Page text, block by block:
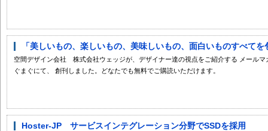
「美しいもの、楽しいもの、美味しいもの、面白いものすべて
空間デザイン会社 株式会社ウェッジが、デザイナー達の視点をご紹介する メール
ぐまぐにて、 創刊しました。どなたでも無料でご購読いただけます。
Hoster-JP サービスインテグレーション分野でSSDを採用